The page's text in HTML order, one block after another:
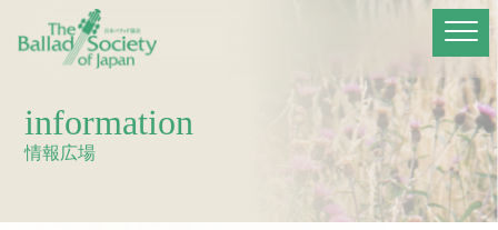
information
情報広場